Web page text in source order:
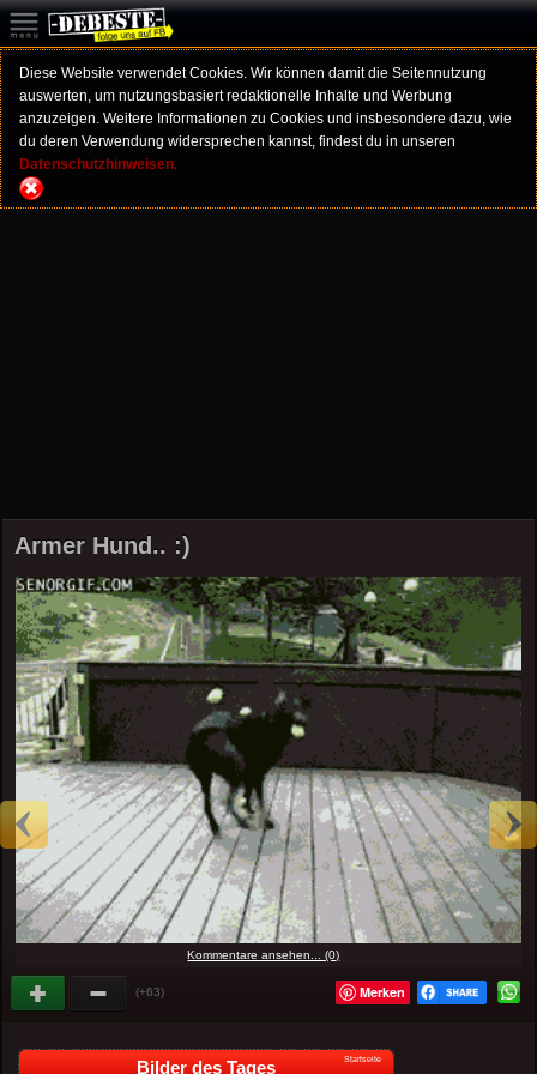
Diese Website verwendet Cookies. Wir können damit die Seitennutzung
auswerten, um nutzungsbasiert redaktionelle Inhalte und Werbung
anzuzeigen. Weitere Informationen zu Cookies und insbesondere dazu, wie
du deren Verwendung widersprechen kannst, findest du in unseren
Datenschutzhinweisen.
Armer Hund.. :)
Kommentare ansehen... (0)
(+63) Merken
Bilder des Tages Startseite